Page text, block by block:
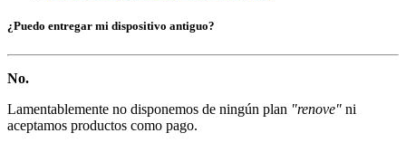
¿Puedo entregar mi dispositivo antiguo?
No.
Lamentablemente no disponemos de ningún plan "renove" ni
aceptamos productos como pago.